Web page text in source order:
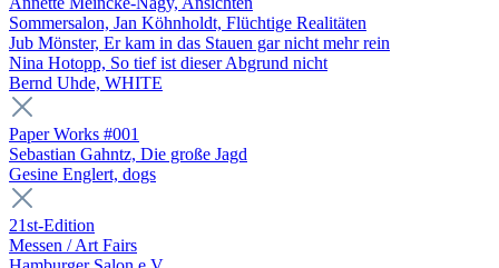
Sommersalon, Jan Köhnholdt, Flüchtige Realitäten
Jub Mönster, Er kam in das Stauen gar nicht mehr rein
Nina Hotopp, So tief ist dieser Abgrund nicht
Bernd Uhde, WHITE
Paper Works #001
Sebastian Gahntz, Die große Jagd
Gesine Englert, dogs
21st-Edition
Messen / Art Fairs